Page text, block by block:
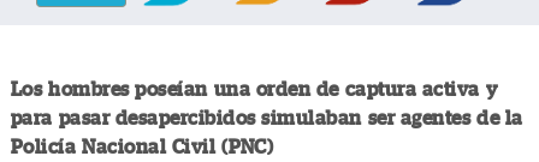
Los hombres poseían una orden de captura activa y
para pasar desapercibidos simulaban ser agentes de la
Policía Nacional Civil (PNC)